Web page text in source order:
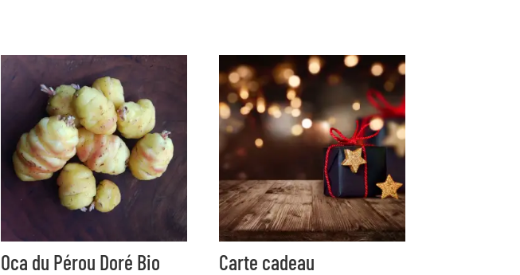
Oca du Pérou Doré Bio Carte cadeau